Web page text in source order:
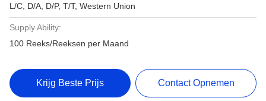
L/C, D/A, D/P, T/T, Western Union
Supply Ability:
100 Reeks/Reeksen per Maand
Krijg Beste Prijs Contact Opnemen